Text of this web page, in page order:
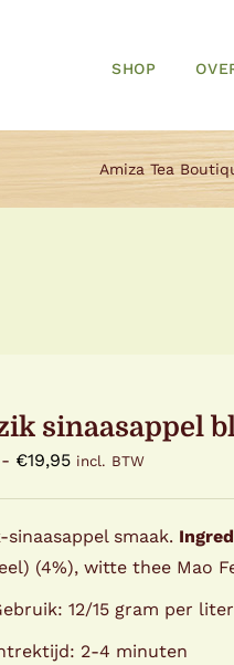
SHOP
Amiza Tea
sinaasappel
- €19,95Prijsklasse:
€19,95
incl. BTW
sinaasappel smaak.
(4%), witte thee Mao
12/15 gram per liter
2-4 minuten